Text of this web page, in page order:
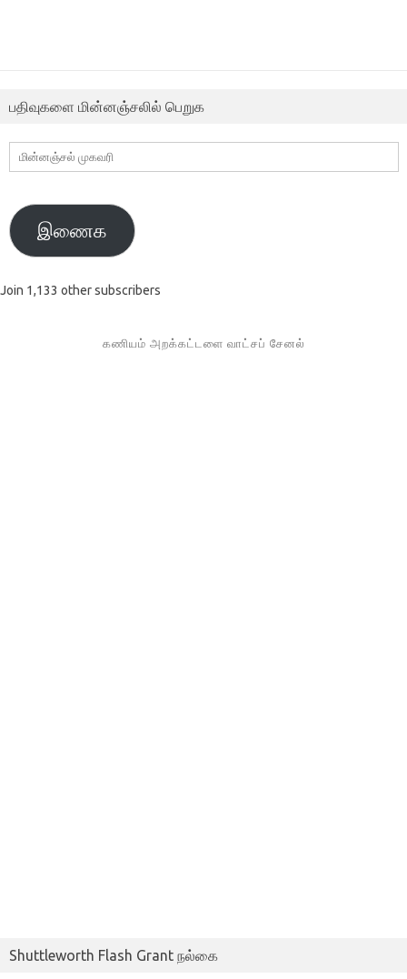
பதிவுகளை மின்னஞ்சலில் பெறுக
மின்னஞ்சல்
முகவரி
இணைக
Join 1,133 other subscribers
கணியம் அறக்கட்டளை வாட்சப் சேனல்
Shuttleworth Flash Grant நல்கை